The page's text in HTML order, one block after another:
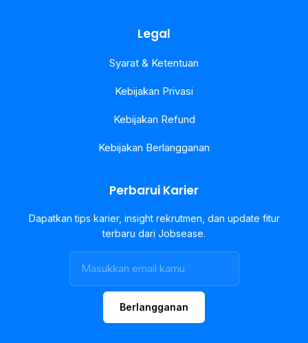
Legal
Syarat & Ketentuan
Kebijakan Privasi
Kebijakan Refund
Kebijakan Berlangganan
Perbarui Karier
Dapatkan tips karier, insight rekrutmen, dan update fitur
terbaru dari Jobsease.
Berlangganan